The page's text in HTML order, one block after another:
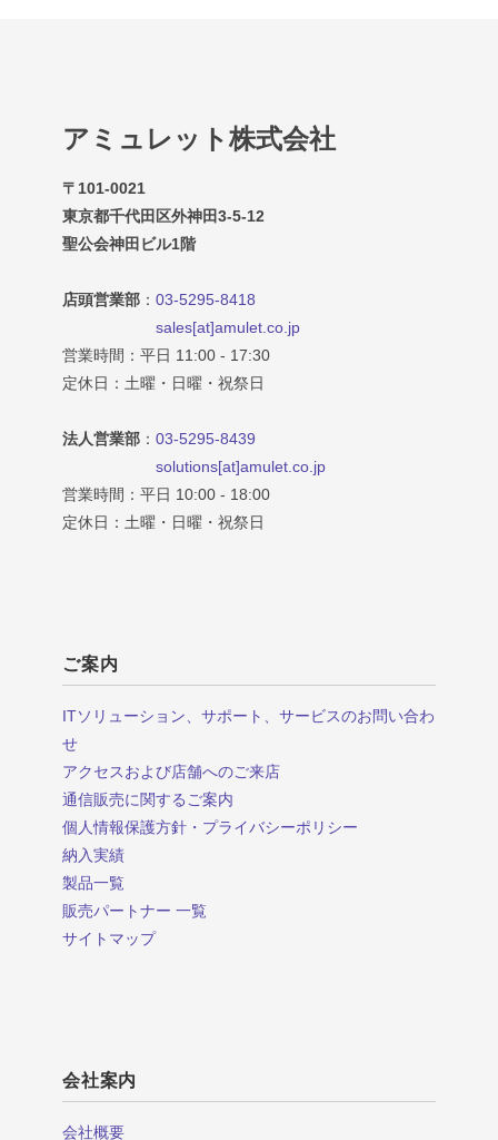
アミュレット株式会社
〒101-0021
東京都千代田区外神田3-5-12
聖公会神田ビル1階
店頭営業部 ： 03-5295-8418
sales[at]amulet.co.jp
営業時間：平日 11:00 - 17:30
定休日：土曜・日曜・祝祭日
法人営業部 ： 03-5295-8439
solutions[at]amulet.co.jp
営業時間：平日 10:00 - 18:00
定休日：土曜・日曜・祝祭日
ご案内
ITソリューション、サポート、サービスのお問い合わ
せ
アクセスおよび店舗へのご来店
通信販売に関するご案内
個人情報保護方針・プライバシーポリシー
納入実績
製品一覧
販売パートナー 一覧
サイトマップ
会社案内
会社概要